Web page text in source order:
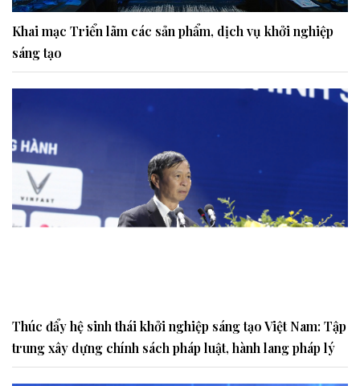
Khai mạc Triển lãm các sản phẩm, dịch vụ khởi nghiệp
sáng tạo
Thúc đẩy hệ sinh thái khởi nghiệp sáng tạo Việt Nam: Tập
trung xây dựng chính sách pháp luật, hành lang pháp lý